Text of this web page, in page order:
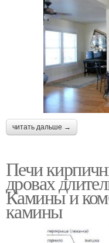
читать дальше →
Печи
дровах
Камины и
камины